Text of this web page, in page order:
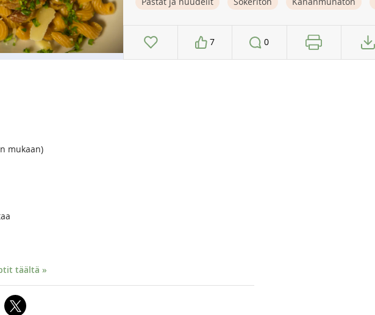
7 0
mukaan)
täältä »